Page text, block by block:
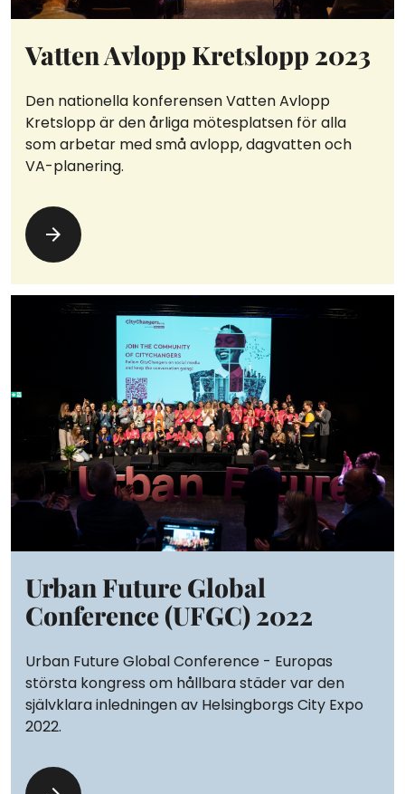
Vatten Avlopp Kretslopp 2023
Den nationella konferensen Vatten Avlopp
Kretslopp är den årliga mötesplatsen för alla
som arbetar med små avlopp, dagvatten och
VA-planering.
Urban Future Global
Conference (UFGC) 2022
Urban Future Global Conference - Europas
största kongress om hållbara städer var den
självklara inledningen av Helsingborgs City Expo
2022.